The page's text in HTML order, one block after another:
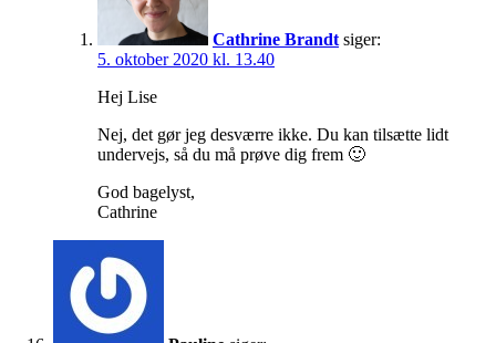
Cathrine Brandt siger:
5. oktober 2020 kl. 13.40
Hej Lise
Nej, det gør jeg desværre ikke. Du kan tilsætte lidt
undervejs, så du må prøve dig frem 🙂
God bagelyst,
Cathrine